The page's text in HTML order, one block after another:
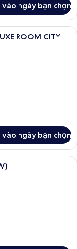
vào ngày bạn chọn
két bảo mật tại phòng,
ROOM CITY
vào ngày bạn chọn
két bảo mật tại phòng,